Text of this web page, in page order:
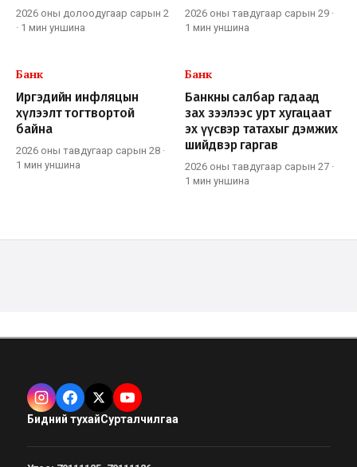
2026 оны долоодугаар сарын 2
· 1 мин уншина
2026 оны тавдугаар сарын 29 ·
1 мин уншина
Банк
Иргэдийн инфляцын
хүлээлт тогтвортой
байна
2026 оны тавдугаар сарын 28 ·
1 мин уншина
Банк
Банкны салбар гадаад
зах зээлээс урт хугацаат
эх үүсвэр татахыг дэмжих
шийдвэр гаргав
2026 оны тавдугаар сарын 27 ·
1 мин уншина
Бидний тухайСурталчилгаа